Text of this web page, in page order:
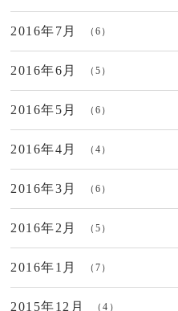
2016年7月 （6）
2016年6月 （5）
2016年5月 （6）
2016年4月 （4）
2016年3月 （6）
2016年2月 （5）
2016年1月 （7）
2015年12月 （4）